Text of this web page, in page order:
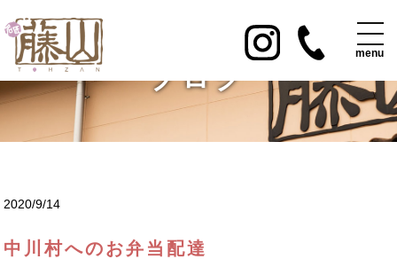
ブログ
2020/9/14
中川村へのお弁当配達